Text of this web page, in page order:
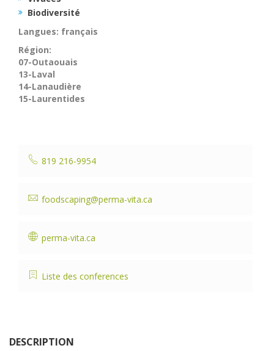
Biodiversité
Langues: français
Région:
07-Outaouais
13-Laval
14-Lanaudière
15-Laurentides
819 216-9954
foodscaping@perma-vita.ca
perma-vita.ca
Liste des conferences
DESCRIPTION